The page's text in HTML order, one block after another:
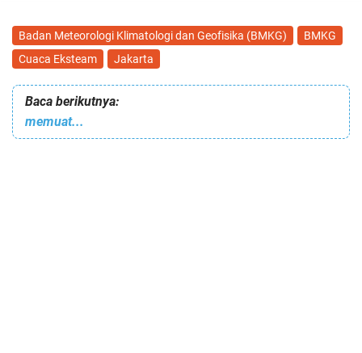
Badan Meteorologi Klimatologi dan Geofisika (BMKG)
BMKG
Cuaca Eksteam
Jakarta
Baca berikutnya:
memuat...